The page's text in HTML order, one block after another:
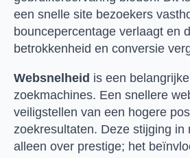
een snelle site bezoekers
bouncepercentage verlaagt en
betrokkenheid en conversie
Websnelheid is een
zoekmachines. Een snellere
veiligstellen van een hogere
zoekresultaten. Deze stijging in
alleen over prestige; het